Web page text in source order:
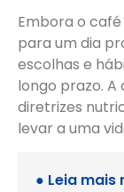
Embora o
para um dia
escolhas e
longo prazo.
diretrizes
levar a uma
● Leia